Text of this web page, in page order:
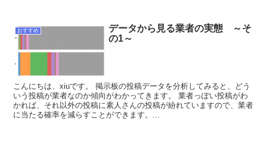
おすすめ
データから見る業者の実態 ～そ
の1～
こんにちは、xiuです。 掲示板の投稿データを分析してみると、どう
いう投稿が業者なのか傾向がわかってきます。 業者っぽい投稿がわ
かれば、それ以外の投稿に素人さんの投稿が紛れていますので、業者
に当たる確率を減らすことができます。...